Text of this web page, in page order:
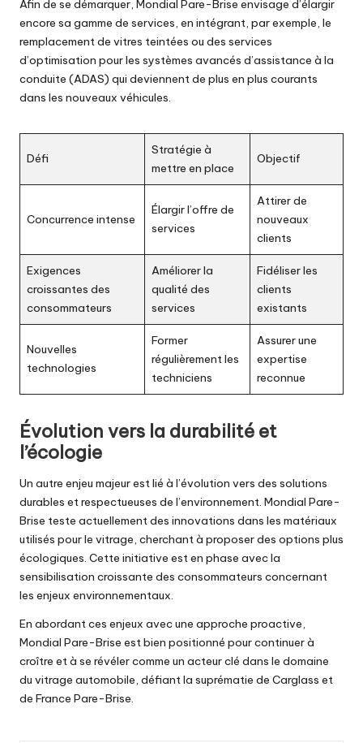
Afin de se démarquer, Mondial Pare-Brise envisage d’élargir
encore sa gamme de services, en intégrant, par exemple, le
remplacement de vitres teintées ou des services
d’optimisation pour les systèmes avancés d’assistance à la
conduite (ADAS) qui deviennent de plus en plus courants
dans les nouveaux véhicules.
Défi
Stratégie à
mettre en place
Objectif
Concurrence intense
Élargir l’offre de
services
Attirer de
nouveaux
clients
Exigences
croissantes des
consommateurs
Améliorer la
qualité des
services
Fidéliser les
clients
existants
Nouvelles
technologies
Former
régulièrement les
techniciens
Assurer une
expertise
reconnue
Évolution vers la durabilité et
l’écologie
Un autre enjeu majeur est lié à l’évolution vers des solutions
durables et respectueuses de l’environnement. Mondial Pare-
Brise teste actuellement des innovations dans les matériaux
utilisés pour le vitrage, cherchant à proposer des options plus
écologiques. Cette initiative est en phase avec la
sensibilisation croissante des consommateurs concernant
les enjeux environnementaux.
En abordant ces enjeux avec une approche proactive,
Mondial Pare-Brise est bien positionné pour continuer à
croître et à se révéler comme un acteur clé dans le domaine
du vitrage automobile, défiant la suprématie de Carglass et
de France Pare-Brise.